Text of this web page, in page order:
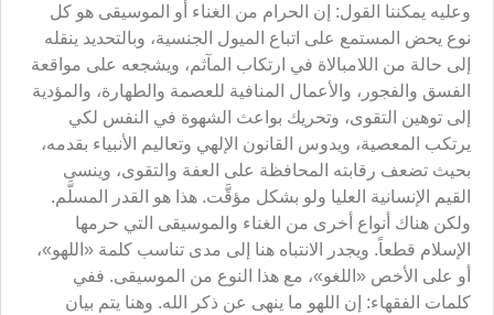
وعليه يمكننا القول: إن الحرام من الغناء أو الموسيقى هو كل
نوع يحض المستمع على اتباع الميول الجنسية، وبالتحديد ينقله
إلى حالة من اللامبالاة في ارتكاب المآثم، ويشجعه على مواقعة
الفسق والفجور، والأعمال المنافية للعصمة والطهارة، والمؤدية
إلى توهين التقوى، وتحريك بواعث الشهوة في النفس لكي
يرتكب المعصية، ويدوس القانون الإلهي وتعاليم الأنبياء بقدمه،
بحيث تضعف رقابته المحافظة على العفة والتقوى، وينسى
القيم الإنسانية العليا ولو بشكل مؤقَّت. هذا هو القدر المسلَّم.
ولكن هناك أنواع أخرى من الغناء والموسيقى التي حرمها
الإسلام قطعاً. ويجدر الانتباه هنا إلى مدى تناسب كلمة «اللهو»،
أو على الأخص «اللغو»، مع هذا النوع من الموسيقى. ففي
كلمات الفقهاء: إن اللهو ما ينهى عن ذكر الله. وهنا يتم بيان